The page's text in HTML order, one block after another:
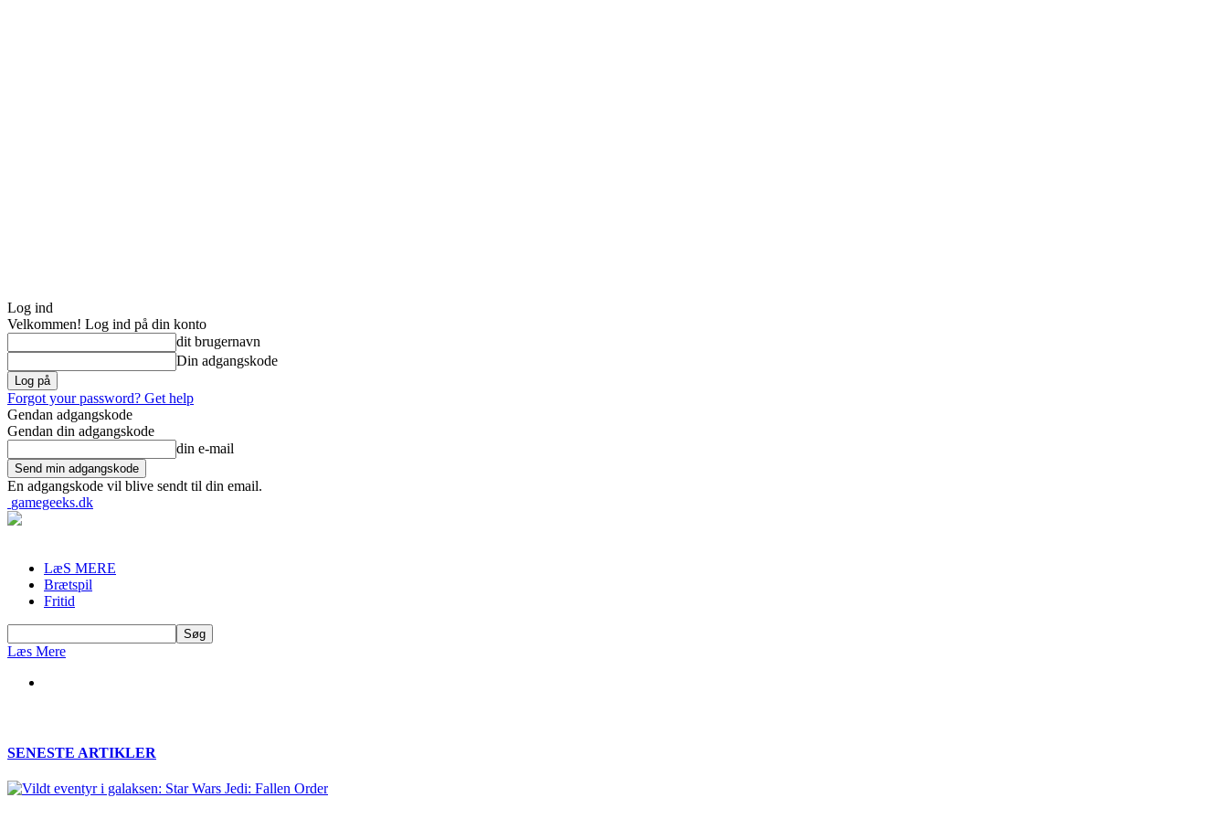
Log ind
Velkommen! Log ind på din konto
dit brugernavn
Din adgangskode
Forgot your password? Get help
Gendan adgangskode
Gendan din adgangskode
din e-mail
En adgangskode vil blive sendt til din email.
gamegeeks.dk
LæS MERE
Brætspil
Fritid
Læs Mere
SENESTE ARTIKLER